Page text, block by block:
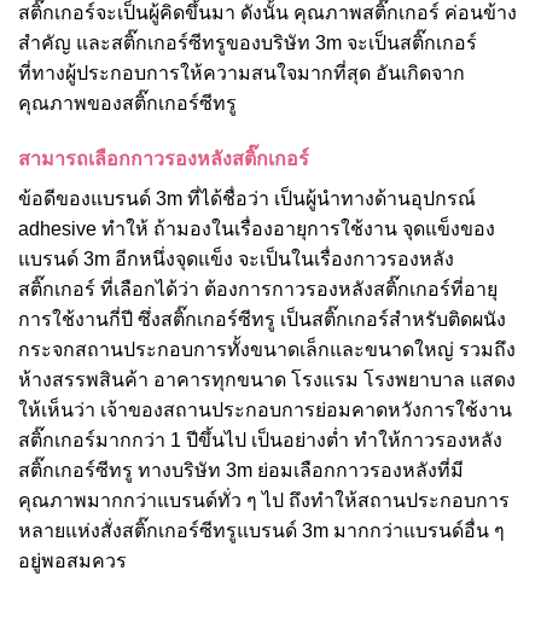
สติ๊กเกอร์จะเป็นผู้คิดขึ้นมา ดังนั้น คุณภาพสติ๊กเกอร์ ค่อนข้าง
สำคัญ และสติ๊กเกอร์ซีทรูของบริษัท 3m จะเป็นสติ๊กเกอร์
ที่ทางผู้ประกอบการให้ความสนใจมากที่สุด อันเกิดจาก
คุณภาพของสติ๊กเกอร์ซีทรู
สามารถเลือกกาวรองหลังสติ๊กเกอร์
ข้อดีของแบรนด์ 3m ที่ได้ชื่อว่า เป็นผู้นำทางด้านอุปกรณ์
adhesive ทำให้ ถ้ามองในเรื่องอายุการใช้งาน จุดแข็งของ
แบรนด์ 3m อีกหนึ่งจุดแข็ง จะเป็นในเรื่องกาวรองหลัง
สติ๊กเกอร์ ที่เลือกได้ว่า ต้องการกาวรองหลังสติ๊กเกอร์ที่อายุ
การใช้งานกี่ปี ซึ่งสติ๊กเกอร์ซีทรู เป็นสติ๊กเกอร์สำหรับติดผนัง
กระจกสถานประกอบการทั้งขนาดเล็กและขนาดใหญ่ รวมถึง
ห้างสรรพสินค้า อาคารทุกขนาด โรงแรม โรงพยาบาล แสดง
ให้เห็นว่า เจ้าของสถานประกอบการย่อมคาดหวังการใช้งาน
สติ๊กเกอร์มากกว่า 1 ปีขึ้นไป เป็นอย่างต่ำ ทำให้กาวรองหลัง
สติ๊กเกอร์ซีทรู ทางบริษัท 3m ย่อมเลือกกาวรองหลังที่มี
คุณภาพมากกว่าแบรนด์ทั่ว ๆ ไป ถึงทำให้สถานประกอบการ
หลายแห่งสั่งสติ๊กเกอร์ซีทรูแบรนด์ 3m มากกว่าแบรนด์อื่น ๆ
อยู่พอสมควร